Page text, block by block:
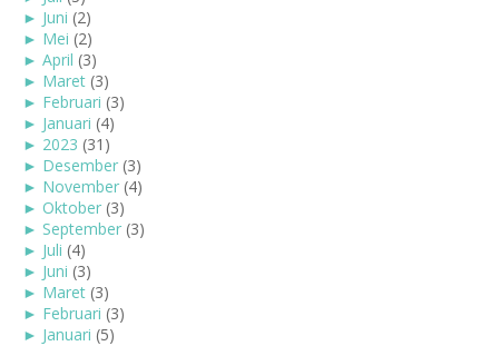
► Juni (2)
► Mei (2)
► April (3)
► Maret (3)
► Februari (3)
► Januari (4)
► 2023 (31)
► Desember (3)
► November (4)
► Oktober (3)
► September (3)
► Juli (4)
► Juni (3)
► Maret (3)
► Februari (3)
► Januari (5)